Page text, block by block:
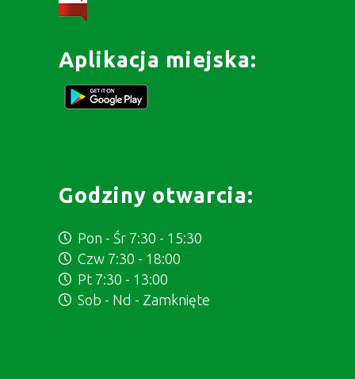
Aplikacja miejska:
Godziny otwarcia:
Pon - Śr 7:30 - 15:30
Czw 7:30 - 18:00
Pt 7:30 - 13:00
Sob - Nd - Zamknięte